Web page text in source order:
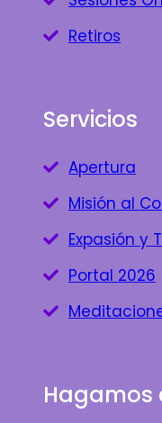
Retiros
Servicios
Apertura
Misión al
Expasión y
Portal 2026